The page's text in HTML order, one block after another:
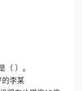
）。
李某